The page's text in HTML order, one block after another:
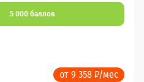
5 000 баллов
от 9 358 ₽/мес